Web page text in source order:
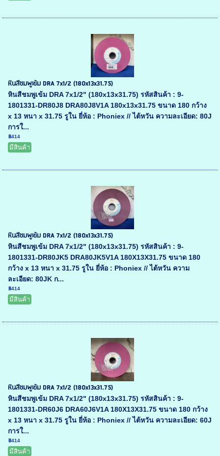
หินสีชมพูเข้ม DRA 7x1/2 (180x13x31.75)
หินสีชมพูเข้ม DRA 7x1/2" (180x13x31.75) รหัสสินค้า : 9-
1801331-DR80J8 DRA80J8V1A 180x13x31.75 ขนาด 180 กว้าง
x 13 หนา x 31.75 รูใน ยี่ห้อ : Phoniex // ไต้หวัน ความละเอียด: 80J
การใ...
฿414
มีสินค้า
หินสีชมพูเข้ม DRA 7x1/2 (180x13x31.75)
หินสีชมพูเข้ม DRA 7x1/2" (180x13x31.75) รหัสสินค้า : 9-
1801331-DR80JK5 DRA80JK5V1A 180X13X31.75 ขนาด 180
กว้าง x 13 หนา x 31.75 รูใน ยี่ห้อ : Phoniex // ไต้หวัน ความ
ละเอียด: 80JK ก...
฿414
มีสินค้า
หินสีชมพูเข้ม DRA 7x1/2 (180x13x31.75)
หินสีชมพูเข้ม DRA 7x1/2" (180x13x31.75) รหัสสินค้า : 9-
1801331-DR60J6 DRA60J6V1A 180X13X31.75 ขนาด 180 กว้าง
x 13 หนา x 31.75 รูใน ยี่ห้อ : Phoniex // ไต้หวัน ความละเอียด: 60J
การใ...
฿414
มีสินค้า